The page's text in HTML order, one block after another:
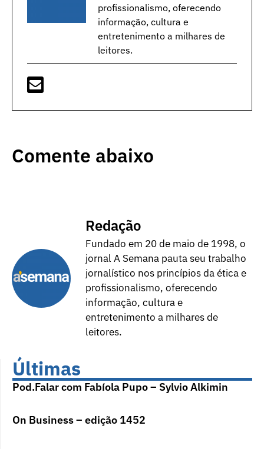
profissionalismo, oferecendo
informação, cultura e
entretenimento a milhares de
leitores.
Comente abaixo
Redação
Fundado em 20 de maio de 1998, o
jornal A Semana pauta seu trabalho
jornalístico nos princípios da ética e
profissionalismo, oferecendo
informação, cultura e
entretenimento a milhares de
leitores.
Últimas
Pod.Falar com Fabíola Pupo – Sylvio Alkimin
On Business – edição 1452